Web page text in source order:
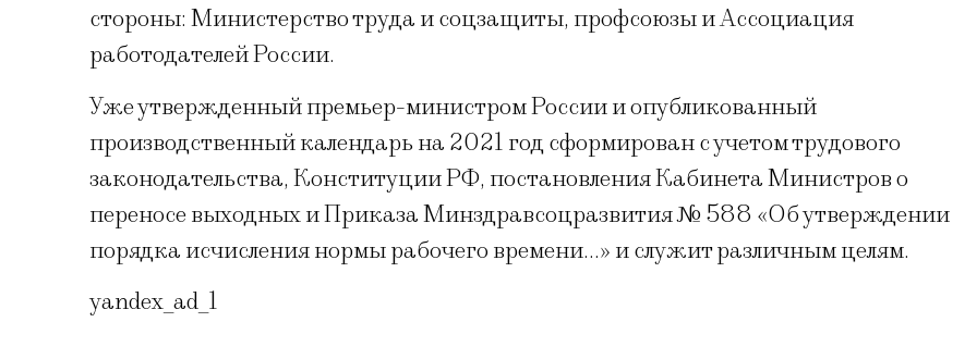
стороны: Министерство труда и соцзащиты, профсоюзы и Ассоциация
работодателей России.
Уже утвержденный премьер-министром России и опубликованный
производственный календарь на 2021 год сформирован с учетом трудового
законодательства, Конституции РФ, постановления Кабинета Министров о
переносе выходных и Приказа Минздравсоцразвития № 588 «Об утверждении
порядка исчисления нормы рабочего времени…» и служит различным целям.
yandex_ad_1